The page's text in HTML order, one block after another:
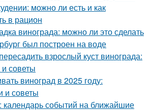
можно ли есть и как
в рацион
винограда: можно ли это сделать
был построен на воде
взрослый куст винограда:
советы
виноград в 2025 году:
и советы
календарь событий на ближайшие